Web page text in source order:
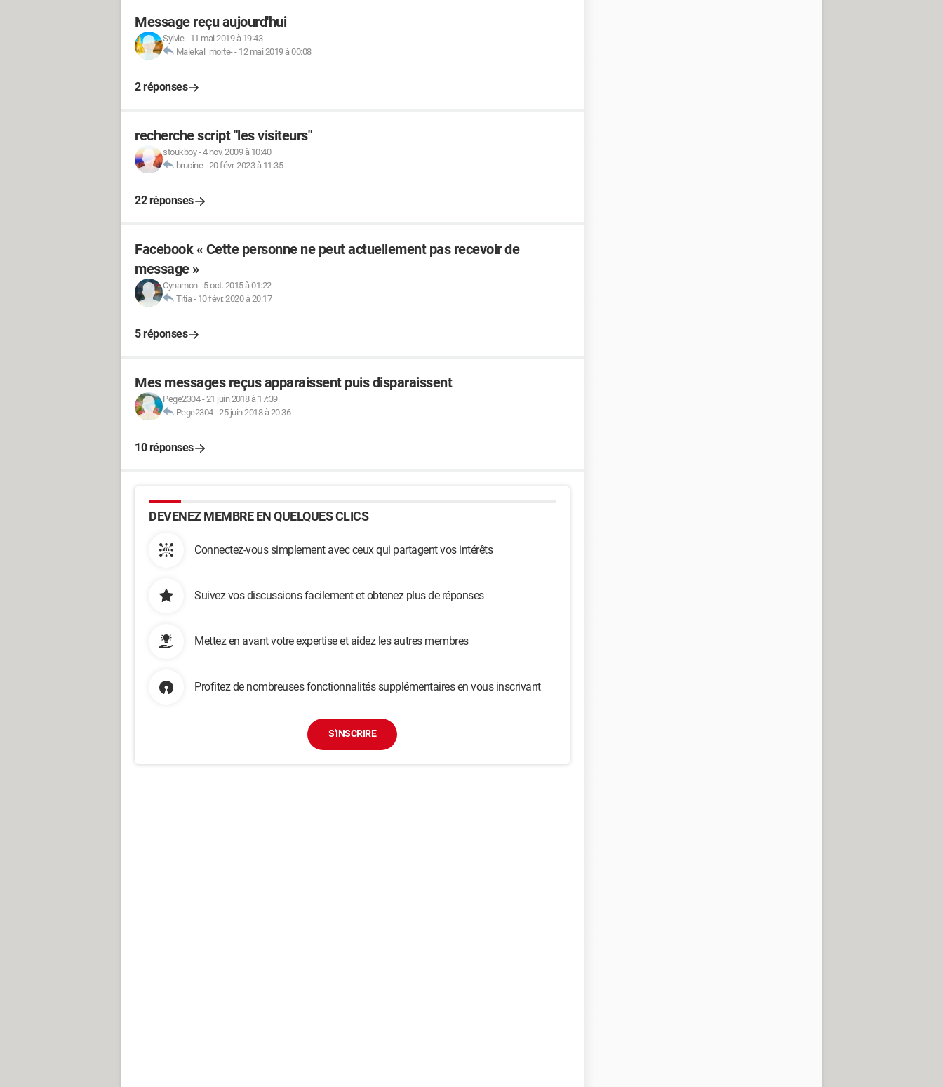
Message reçu aujourd'hui
Sylvie- 11 mai 2019 à 19:43
Malekal_morte-- 12 mai 2019 à 00:08
2 réponses
recherche script "les visiteurs"
stoukboy-4 nov. 2009 à 10:40
brucine-20 févr. 2023 à 11:35
22 réponses
Facebook « Cette personne ne peut actuellement pas recevoir de
message »
Cynamon- 5 oct. 2015 à 01:22
Titia- 10 févr. 2020 à 20:17
5 réponses
Mes messages reçus apparaissent puis disparaissent
Pege2304-21 juin 2018 à 17:39
Pege2304-25 juin 2018 à 20:36
10 réponses
DEVENEZ MEMBRE EN QUELQUES CLICS
Connectez-vous simplement avec ceux qui partagent vos intérêts
Suivez vos discussions facilement et obtenez plus de réponses
Mettez en avant votre expertise et aidez les autres membres
Profitez de nombreuses fonctionnalités supplémentaires en vous inscrivant
S'INSCRIRE